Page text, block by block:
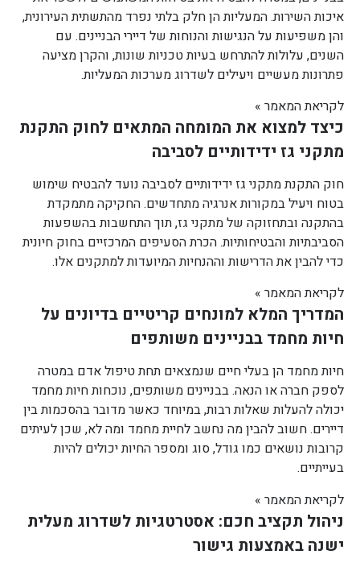
איכות השירות. המעליות הן חלק בלתי נפרד מהתשתית העירונית,
והן משפיעות על הנגישות והנוחות של דיירי הבניינים. עם
השנים, עלולות להתרחש בעיות טכניות שונות, והקרן מציעה
פתרונות מעשיים ויעילים לשדרוג מערכות המעליות.
לקריאת המאמר »
כיצד למצוא את המומחה המתאים לחוק התקנת
מתקני גז ידידותיים לסביבה
חוק התקנת מתקני גז ידידותיים לסביבה נועד להבטיח שימוש
בטוח ויעיל במקורות אנרגיה מתחדשים. החקיקה מתמקדת
בהתקנה ובתחזוקה של מתקני גז, תוך התחשבות בהשפעות
הסביבתיות והבטיחותיות. הכרת הסעיפים המרכזיים בחוק חיונית
כדי להבין את הדרישות וההנחיות המיועדות למתקנים אלו.
לקריאת המאמר »
המדריך המלא למונחים קריטיים בדיונים על
חיות מחמד בבניינים משותפים
חיות מחמד הן בעלי חיים שנמצאים תחת טיפול אדם במטרה
לספק חברה או הנאה. בבניינים משותפים, נוכחות חיות מחמד
יכולה להעלות שאלות רבות, במיוחד כאשר מדובר בהסכמות בין
דיירים. חשוב להבין מה נחשב לחיית מחמד ומה לא, שכן לעיתים
קרובות נושאים כמו גודל, סוג ומספר החיות יכולים להיות
בעייתיים.
לקריאת המאמר »
ניהול תקציב חכם: אסטרטגיות לשדרוג מעלית
ישנה באמצעות גישור